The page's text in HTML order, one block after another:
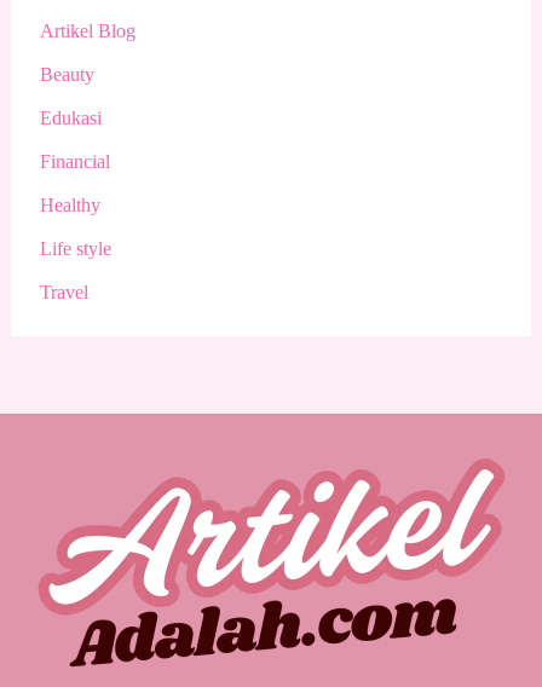
Artikel Blog
Beauty
Edukasi
Financial
Healthy
Life style
Travel